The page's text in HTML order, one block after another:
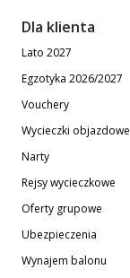
Dla klienta
Lato 2027
Egzotyka 2026/2027
Vouchery
Wycieczki objazdowe
Narty
Rejsy wycieczkowe
Oferty grupowe
Ubezpieczenia
Wynajem balonu